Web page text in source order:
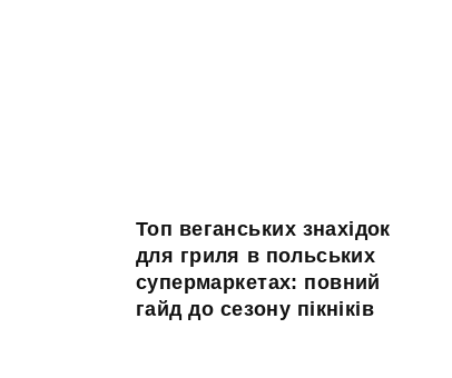
Топ веганських знахідок
для гриля в польських
супермаркетах: повний
гайд до сезону пікніків